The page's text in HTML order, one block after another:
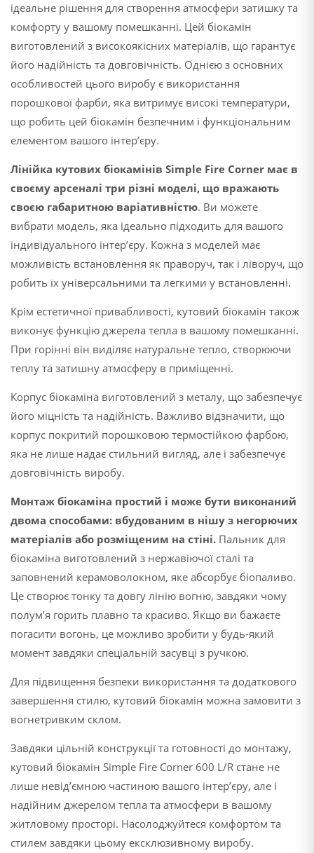
ідеальне рішення для створення атмосфери затишку та
комфорту у вашому помешканні. Цей біокамін
виготовлений з високоякісних матеріалів, що гарантує
його надійність та довговічність. Однією з основних
особливостей цього виробу є використання
порошкової фарби, яка витримує високі температури,
що робить цей біокамін безпечним і функціональним
елементом вашого інтер’єру.
Лінійка кутових біокамінів Simple Fire Corner має в
своєму арсеналі три різні моделі, що вражають
своєю габаритною варіативністю. Ви можете
вибрати модель, яка ідеально підходить для вашого
індивідуального інтер’єру. Кожна з моделей має
можливість встановлення як праворуч, так і ліворуч, що
робить їх універсальними та легкими у встановленні.
Крім естетичної привабливості, кутовий біокамін також
виконує функцію джерела тепла в вашому помешканні.
При горінні він виділяє натуральне тепло, створюючи
теплу та затишну атмосферу в приміщенні.
Корпус біокаміна виготовлений з металу, що забезпечує
його міцність та надійність. Важливо відзначити, що
корпус покритий порошковою термостійкою фарбою,
яка не лише надає стильний вигляд, але і забезпечує
довговічність виробу.
Монтаж біокаміна простий і може бути виконаний
двома способами: вбудованим в нішу з негорючих
матеріалів або розміщеним на стіні. Пальник для
біокаміна виготовлений з нержавіючої сталі та
заповнений керамоволокном, яке абсорбує біопаливо.
Це створює тонку та довгу лінію вогню, завдяки чому
полум’я горить плавно та красиво. Якщо ви бажаєте
погасити вогонь, це можливо зробити у будь-який
момент завдяки спеціальній засувці з ручкою.
Для підвищення безпеки використання та додаткового
завершення стилю, кутовий біокамін можна замовити з
вогнетривким склом.
Завдяки цільній конструкції та готовності до монтажу,
кутовий біокамін Simple Fire Corner 600 L/R стане не
лише невід’ємною частиною вашого інтер’єру, але і
надійним джерелом тепла та атмосфери в вашому
житловому просторі. Насолоджуйтеся комфортом та
стилем завдяки цьому ексклюзивному виробу.